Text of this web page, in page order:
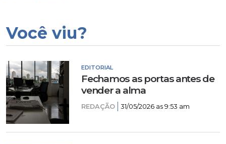
Você viu?
EDITORIAL
Fechamos as portas antes de
vender a alma
REDAÇÃO 31/05/2026 as 9:53 am